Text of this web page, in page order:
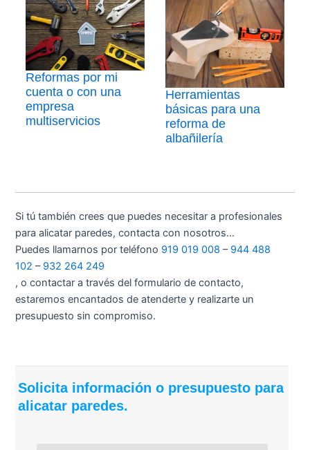
Reformas por mi
cuenta o con una
empresa
multiservicios
Herramientas
básicas para una
reforma de
albañilería
Si tú también crees que puedes necesitar a profesionales
para alicatar paredes, contacta con nosotros…
Puedes llamarnos por teléfono 919 019 008 – 944 488
102 – 932 264 249
, o contactar a través del formulario de contacto,
estaremos encantados de atenderte y realizarte un
presupuesto sin compromiso.
Solicita información o presupuesto para
alicatar paredes.